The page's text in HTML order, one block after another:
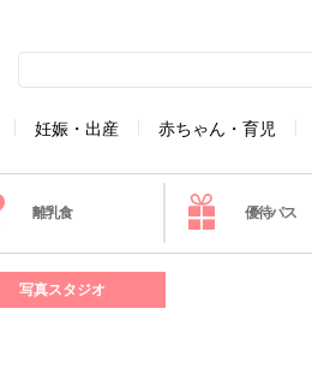
妊娠・出産 赤ちゃん・育児
離乳食 優待パス
写真スタジオ